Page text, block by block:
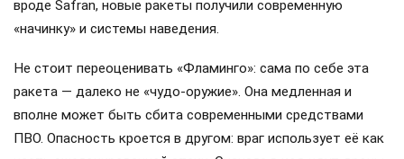
вроде Safran, новые ракеты получили современную
«начинку» и системы наведения.
Не стоит переоценивать «Фламинго»: сама по себе эта
ракета — далеко не «чудо-оружие». Она медленная и
вполне может быть сбита современными средствами
ПВО. Опасность кроется в другом: враг использует её как